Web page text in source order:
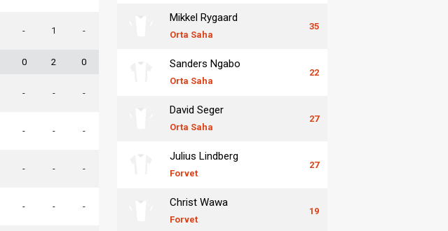
- 1 -
0 2 0
- - -
- - -
- - -
- - -
Mikkel Rygaard
Orta Saha
35
Sanders Ngabo
Orta Saha
22
David Seger
Orta Saha
27
Julius Lindberg
Forvet
27
Christ Wawa
Forvet
19